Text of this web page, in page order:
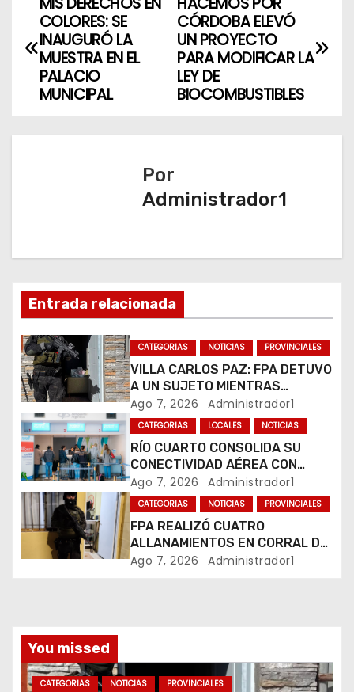
N
a
g
n
d
e
e
n
t
r
a
s
CÓRDOBA ELEVÓ
UN PROYECTO
PARA MODIFICAR LA
LEY DE
BIOCOMBUSTIBLES
COLORES: SE
INAUGURÓ LA
MUESTRA EN EL
PALACIO
MUNICIPAL
Por
Administrador1
Entrada relacionada
CATEGORIAS NOTICIAS PROVINCIALES
VILLA CARLOS PAZ: FPA DETUVO
A UN SUJETO MIENTRAS
COMERCIALIZABA COCAÍNA Y
MARIHUANA EN UNA PLAZA
Ago 7, 2026 Administrador1
CATEGORIAS LOCALES NOTICIAS
RÍO CUARTO CONSOLIDA SU
CONECTIVIDAD AÉREA CON
CUATRO VUELOS SEMANALES A
BUENOS AIRES
Ago 7, 2026 Administrador1
CATEGORIAS NOTICIAS PROVINCIALES
FPA REALIZÓ CUATRO
ALLANAMIENTOS EN CORRAL DE
BUSTOS-IFFLINGER
Ago 7, 2026 Administrador1
You missed
CATEGORIAS NOTICIAS PROVINCIALES